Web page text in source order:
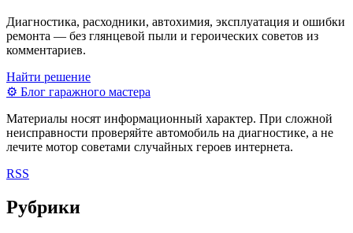
Диагностика, расходники, автохимия, эксплуатация и ошибки
ремонта — без глянцевой пыли и героических советов из
комментариев.
Найти решение
⚙ Блог гаражного мастера
Материалы носят информационный характер. При сложной
неисправности проверяйте автомобиль на диагностике, а не
лечите мотор советами случайных героев интернета.
RSS
Рубрики